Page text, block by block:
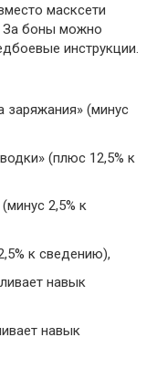
масксети
За боны можно
инструкции.
заряжания» (минус
(плюс 12,5% к
2,5% к
к сведению),
навык
навык